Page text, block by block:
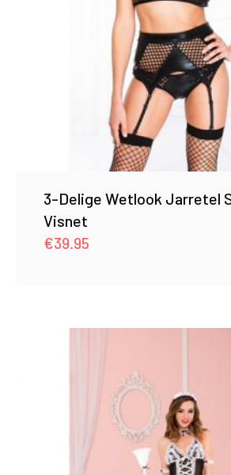
3-Delige Wetlook Jarretel
Visnet
€39.95